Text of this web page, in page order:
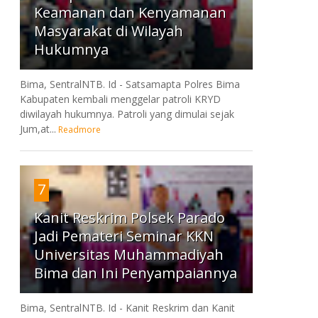
Keamanan dan Kenyamanan
Masyarakat di Wilayah
Hukumnya
Bima, SentralNTB. Id - Satsamapta Polres Bima
Kabupaten kembali menggelar patroli KRYD
diwilayah hukumnya. Patroli yang dimulai sejak
Jum,at... Readmore
7
Kanit Reskrim Polsek Parado
Jadi Pemateri Seminar KKN
Universitas Muhammadiyah
Bima dan Ini Penyampaiannya
Bima, SentralNTB. Id - Kanit Reskrim dan Kanit